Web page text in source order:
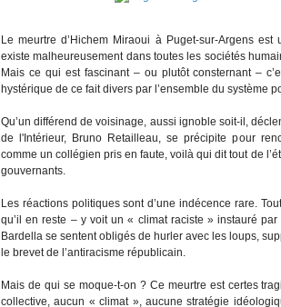
Le meurtre d’Hichem Miraoui à Puget-sur-Argens
existe malheureusement dans toutes les sociétés
Mais ce qui est fascinant – ou plutôt consternant –
hystérique de ce fait divers par l’ensemble du système
Qu’un différend de voisinage, aussi ignoble soit-il,
de l'Intérieur, Bruno Retailleau, se précipite pour
comme un collégien pris en faute, voilà qui dit tout de
gouvernants.
Les réactions politiques sont d’une indécence rare.
qu’il en reste – y voit un « climat raciste » instauré
Bardella se sentent obligés de hurler avec les loups,
le brevet de l’antiracisme républicain.
Mais de qui se moque-t-on ? Ce meurtre est certes
collective, aucun « climat », aucune stratégie